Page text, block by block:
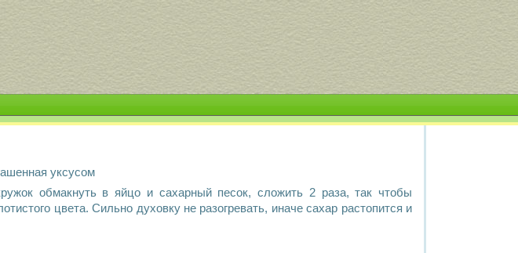
уксусом
обмакнуть в яйцо и сахарный песок, сложить 2 раза, так чтобы
цвета. Сильно духовку не разогревать, иначе сахар растопится и